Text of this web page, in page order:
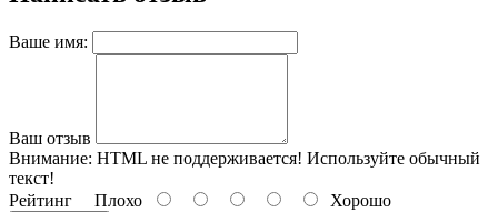
Ваше имя:
Ваш отзыв
Внимание: HTML не поддерживается! Используйте обычный
текст!
Рейтинг Плохо Хорошо